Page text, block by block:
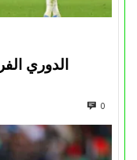
الدوري
0